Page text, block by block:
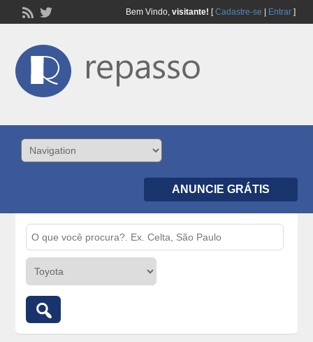
Bem Vindo, visitante! [Cadastre-se Entrar]
ANUNCIE GRÁTIS